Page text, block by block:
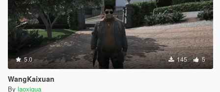
5.0 145 5
WangKaixuan
By laoxigua